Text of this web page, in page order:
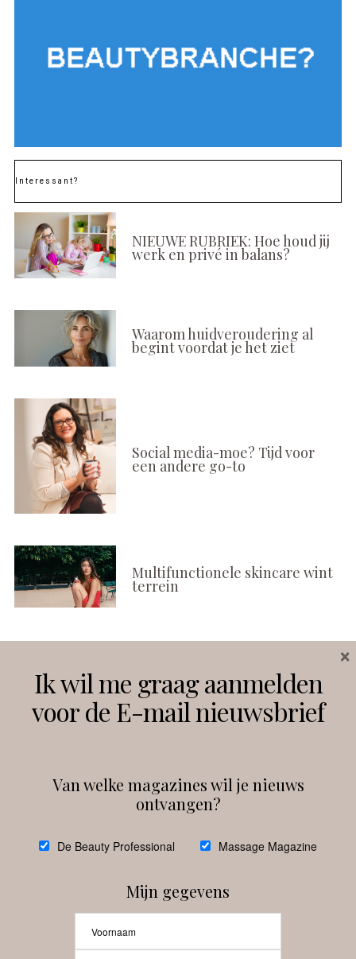
Interessant?
NIEUWE RUBRIEK: Hoe houd jij
werk en privé in balans?
Waarom huidveroudering al
begint voordat je het ziet
Social media-moe? Tijd voor
een andere go-to
Multifunctionele skincare wint
terrein
Instagram Facebook
debeautyprofessional
Ik wil me graag aanmelden
voor de E-mail nieuwsbrief
Van welke magazines wil je nieuws
ontvangen?
De Beauty Professional Massage Magazine
Mijn gegevens
×